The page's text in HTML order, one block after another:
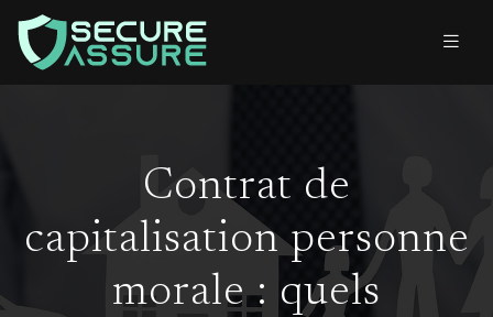
Contrat de
capitalisation personne
morale : quels